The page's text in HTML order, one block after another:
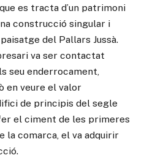
es tracta d’un patrimoni
construcció singular i
del Pallars Jussà.
va ser contactat
seu enderrocament,
en veure el valor
de principis del segle
el ciment de les primeres
la comarca, el va adquirir